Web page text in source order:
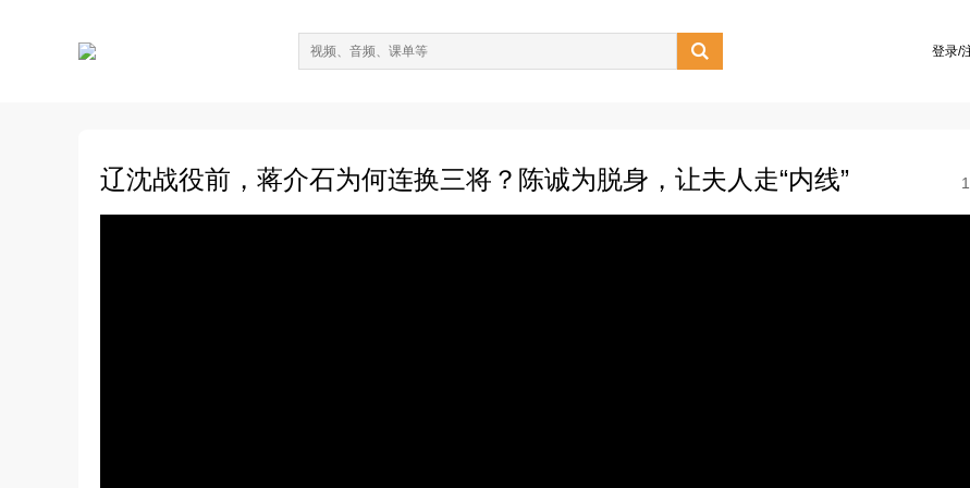
 登录/
辽沈战役前，蒋介石为何连换三将？陈诚为脱身，让夫人走“内线”